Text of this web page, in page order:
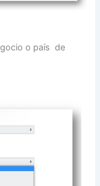
o país de